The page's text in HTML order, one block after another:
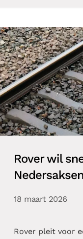
Rover wil
18 maart 2026
Rover pleit voor